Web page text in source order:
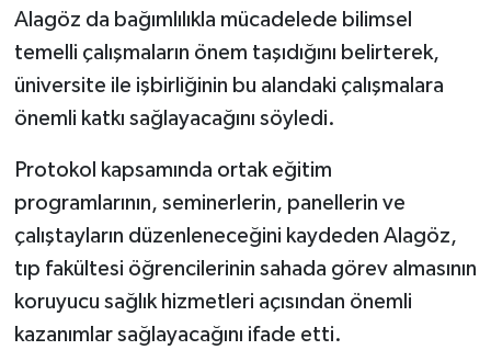
Alagöz da bağımlılıkla mücadelede bilimsel
temelli çalışmaların önem taşıdığını belirterek,
üniversite ile işbirliğinin bu alandaki çalışmalara
önemli katkı sağlayacağını söyledi.
Protokol kapsamında ortak eğitim
programlarının, seminerlerin, panellerin ve
çalıştayların düzenleneceğini kaydeden Alagöz,
tıp fakültesi öğrencilerinin sahada görev almasının
koruyucu sağlık hizmetleri açısından önemli
kazanımlar sağlayacağını ifade etti.